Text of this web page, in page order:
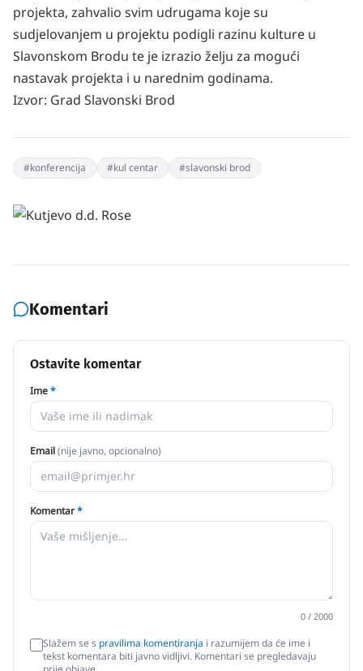
projekta, zahvalio svim udrugama koje su
sudjelovanjem u projektu podigli razinu kulture u
Slavonskom Brodu te je izrazio želju za mogući
nastavak projekta i u narednim godinama.
Izvor: Grad Slavonski Brod
#konferencija #kul centar #slavonski brod
Komentari
Ostavite komentar
Ime*
Email(nije javno, opcionalno)
Komentar*
0 / 2000
Slažem se s pravilima komentiranja i razumijem da će ime i
tekst komentara biti javno vidljivi. Komentari se pregledavaju